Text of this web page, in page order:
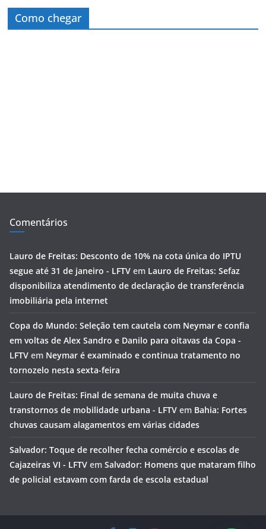
Como chegar
Comentários
Lauro de Freitas: Desconto de 10% na cota única do IPTU
segue até 31 de janeiro - LFTV em Lauro de Freitas: Sefaz
disponibiliza atendimento de declaração de transferência
imobiliária pela internet
Copa do Mundo: Seleção tem cautela com Neymar e confia
em voltas de Alex Sandro e Danilo para oitavas da Copa -
LFTV em Neymar é examinado e continua tratamento no
tornozelo nesta sexta-feira
Lauro de Freitas: Final de semana de muita chuva e
transtornos de mobilidade urbana - LFTV em Bahia: Fortes
chuvas causam alagamentos em várias cidades
Salvador: Toque de recolher fecha comércio e escolas de
Cajazeiras VI - LFTV em Salvador: Homens que mataram filho
de policial estavam com farda de escola estadual